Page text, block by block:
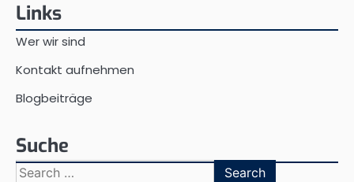
Links
Wer wir sind
Kontakt aufnehmen
Blogbeiträge
Suche
Search